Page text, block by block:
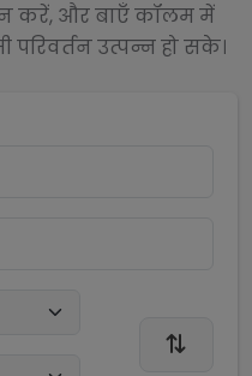
करें, और बाएँ कॉलम में
उत्पन्न हो सके।